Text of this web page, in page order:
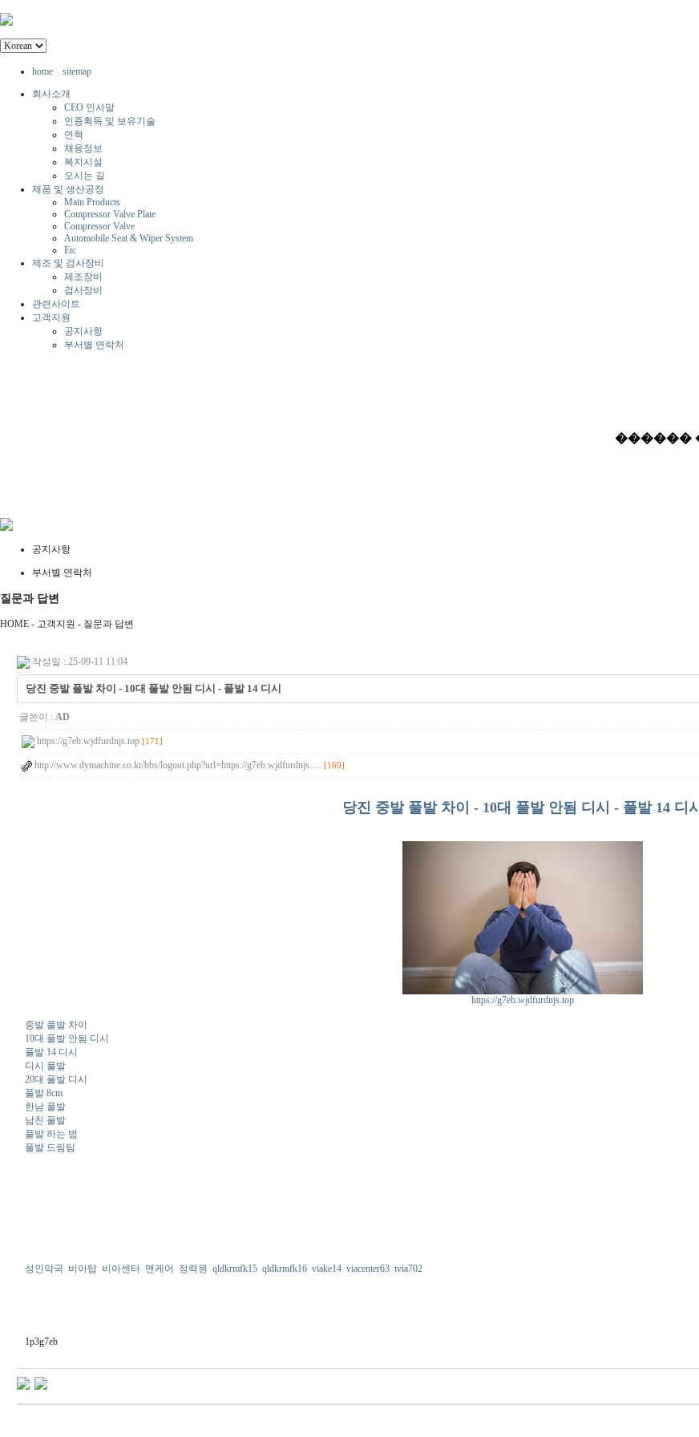
home
sitemap
회사소개
CEO 인사말
인증획득 및 보유기술
연혁
채용정보
복지시설
오시는 길
제품 및 생산공정
Main Products
Compressor Valve Plate
Compressor Valve
Automobile Seat & Wiper System
Etc
제조 및 검사장비
제조장비
검사장비
관련사이트
고객지원
공지사항
부서별 연락처
공지사항
부서별 연락처
질문과 답변
HOME - 고객지원 - 질문과 답변
작성일 : 25-09-11 11:04
당진 중발 풀발 차이 - 10대 풀발 안됨 디시 - 풀발 14 디시
글쓴이 : AD
https://g7eb.wjdfurdnjs.top [171]
http://www.dymachine.co.kr/bbs/logout.php?url=https://g7eb.wjdfurdnjs.… [169]
당진 중발 풀발 차이 - 10대 풀발 안됨 디시 - 풀발 14 디시
https://g7eb.wjdfurdnjs.top
중발 풀발 차이
10대 풀발 안됨 디시
풀발 14 디시
디시 풀발
20대 풀발 디시
풀발 8cm
한남 풀발
남친 풀발
풀발 하는 법
풀발 드림팀
성인약국 비아탑 비아센터 맨케어 정력원 qldkrmfk15 qldkrmfk16 viake14 viacenter63 tvia702
1p3g7eb